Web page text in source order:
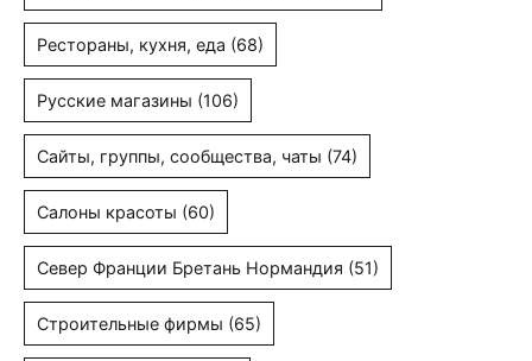
Рестораны, кухня, еда (68)
Русские магазины (106)
Сайты, группы, сообщества, чаты (74)
Салоны красоты (60)
Север Франции Бретань Нормандия (51)
Строительные фирмы (65)